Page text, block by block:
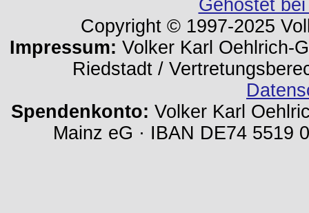
Gehostet
Copyright © 1997-2025
Impressum: Volker Karl Oehlrich-
Riedstadt /
Spendenkonto: Volker Karl
Mainz eG · IBAN DE74 5519